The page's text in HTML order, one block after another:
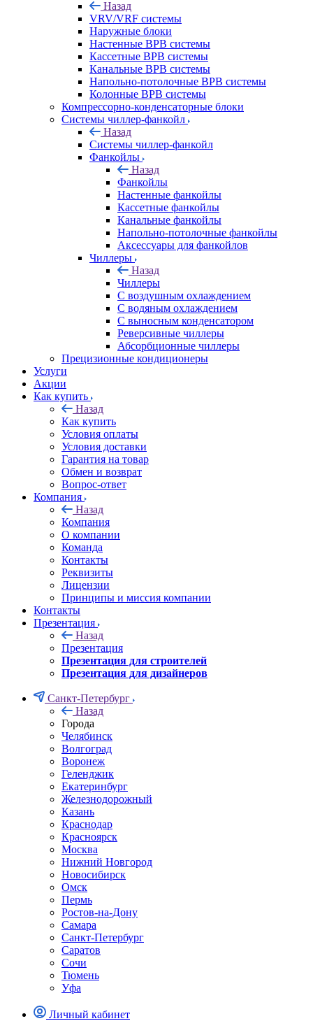
Назад
VRV/VRF системы
Наружные блоки
Настенные ВРВ системы
Кассетные ВРВ системы
Канальные ВРВ системы
Напольно-потолочные ВРВ системы
Колонные ВРВ системы
Компрессорно-конденсаторные блоки
Системы чиллер-фанкойл
Назад
Системы чиллер-фанкойл
Фанкойлы
Назад
Фанкойлы
Настенные фанкойлы
Кассетные фанкойлы
Канальные фанкойлы
Напольно-потолочные фанкойлы
Аксессуары для фанкойлов
Чиллеры
Назад
Чиллеры
С воздушным охлаждением
С водяным охлаждением
С выносным конденсатором
Реверсивные чиллеры
Абсорбционные чиллеры
Прецизионные кондиционеры
Услуги
Акции
Как купить
Назад
Как купить
Условия оплаты
Условия доставки
Гарантия на товар
Обмен и возврат
Вопрос-ответ
Компания
Назад
Компания
О компании
Команда
Контакты
Реквизиты
Лицензии
Принципы и миссия компании
Контакты
Презентация
Назад
Презентация
Презентация для строителей
Презентация для дизайнеров
Санкт-Петербург
Назад
Города
Челябинск
Волгоград
Воронеж
Геленджик
Екатеринбург
Железнодорожный
Казань
Краснодар
Красноярск
Москва
Нижний Новгород
Новосибирск
Омск
Пермь
Ростов-на-Дону
Самара
Санкт-Петербург
Саратов
Сочи
Тюмень
Уфа
Личный кабинет